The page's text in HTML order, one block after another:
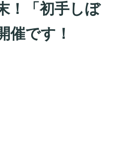
！「初手しぼ
催です！